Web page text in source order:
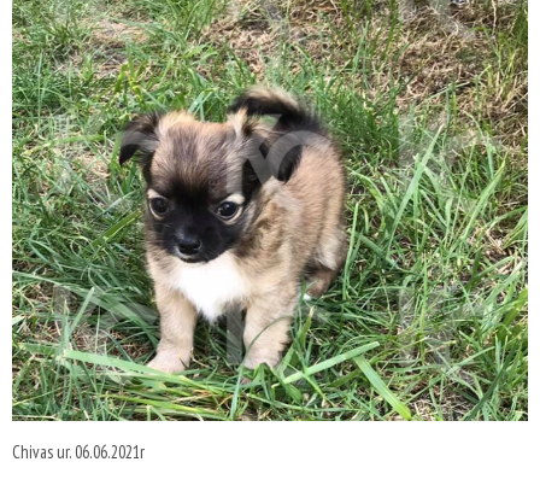
Chivas ur. 06.06.2021r